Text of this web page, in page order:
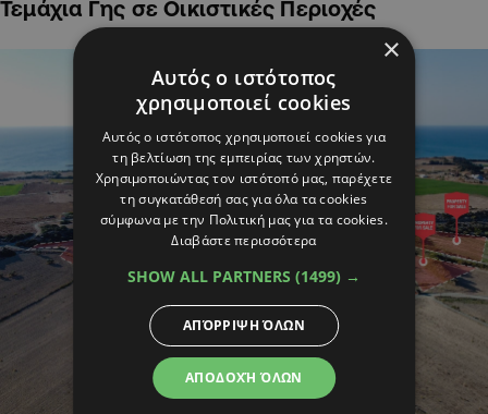
Τεμάχια Γης σε Οικιστικές Περιοχές
×
Αυτός ο ιστότοπος
χρησιμοποιεί cookies
Αυτός ο ιστότοπος χρησιμοποιεί cookies για
τη βελτίωση της εμπειρίας των χρηστών.
Χρησιμοποιώντας τον ιστότοπό μας, παρέχετε
τη συγκατάθεσή σας για όλα τα cookies
σύμφωνα με την Πολιτική μας για τα cookies.
Διαβάστε περισσότερα
SHOW ALL PARTNERS (1499) →
ΑΠΟΔΟΧΉ ΌΛΩΝ
ΑΠΌΡΡΙΨΗ ΌΛΩΝ